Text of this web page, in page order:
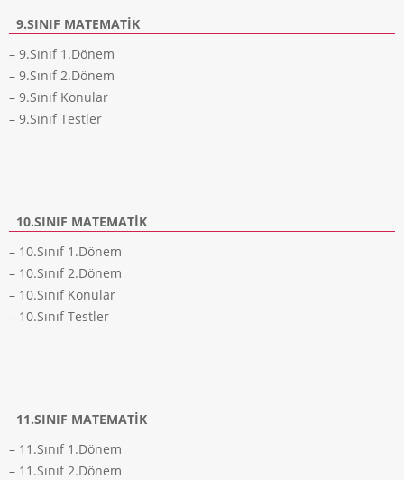
9.SINIF MATEMATIK
– 9.Sınıf 1.Dönem
– 9.Sınıf 2.Dönem
– 9.Sınıf Konular
– 9.Sınıf Testler
10.SINIF MATEMATIK
– 10.Sınıf 1.Dönem
– 10.Sınıf 2.Dönem
– 10.Sınıf Konular
– 10.Sınıf Testler
11.SINIF MATEMATIK
– 11.Sınıf 1.Dönem
– 11.Sınıf 2.Dönem